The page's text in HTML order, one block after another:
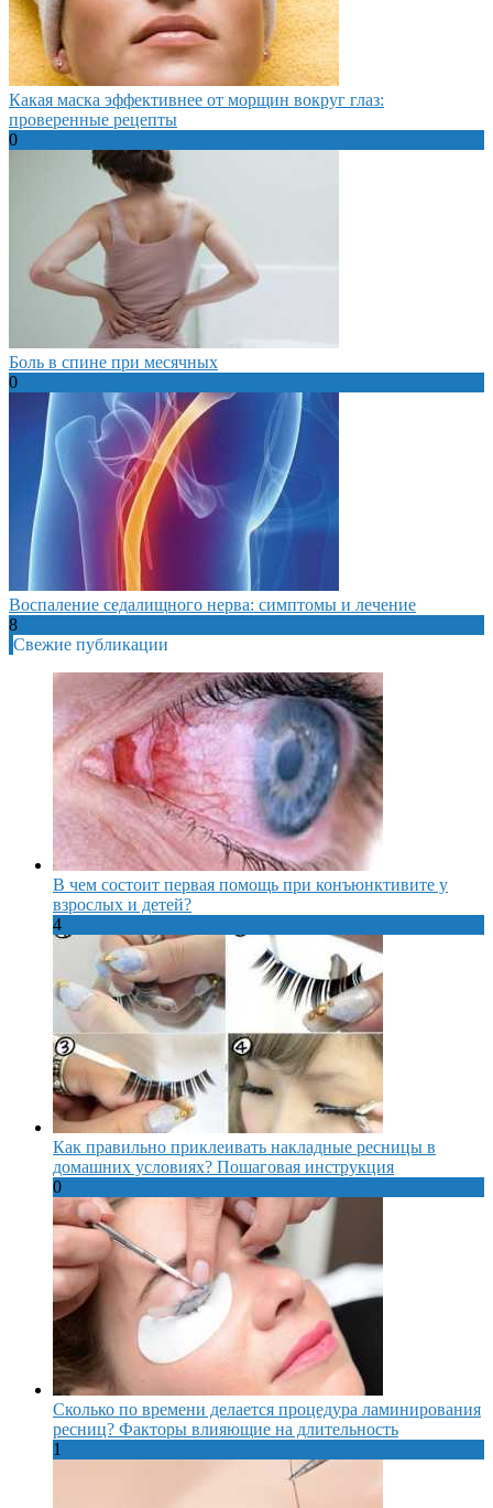
Какая маска эффективнее от морщин вокруг глаз:
проверенные рецепты
0
Боль в спине при месячных
0
Воспаление седалищного нерва: симптомы и лечение
8
Свежие публикации
В чем состоит первая помощь при конъюнктивите у
взрослых и детей?
4
Как правильно приклеивать накладные ресницы в
домашних условиях? Пошаговая инструкция
0
Сколько по времени делается процедура ламинирования
ресниц? Факторы влияющие на длительность
1